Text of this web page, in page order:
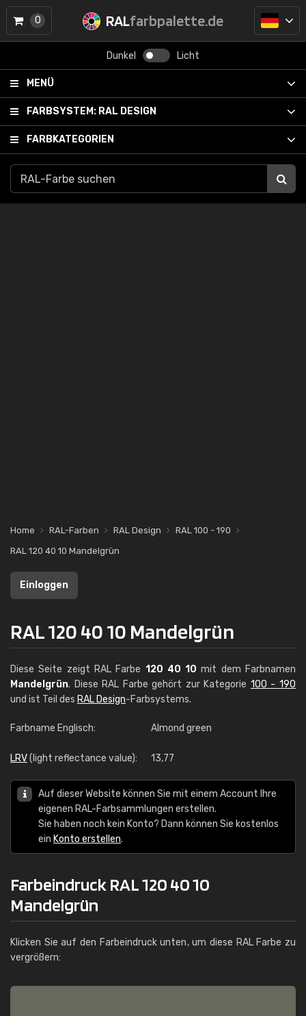
RALfarbpalette.de
Dunkel Licht
MENÜ
FARBSYSTEM: RAL DESIGN
FARBKATEGORIEN
0
Home RAL-Farben RAL Design
RAL 100 - 190
RAL 120 40 10 Mandelgrün
Einloggen
RAL 120 40 10 Mandelgrün
Diese Seite zeigt RAL Farbe 120 40 10 mit dem Farbnamen
Mandelgrün. Diese RAL Farbe gehört zur Kategorie 100 - 190
und ist Teil des RAL Design-Farbsystems.
Farbname Englisch: Almond green
LRV(light reflectance value): 13,77
Auf dieser Website können Sie mit einem Account Ihre
eigenen RAL-Farbsammlungen erstellen.
Sie haben noch kein Konto? Dann können Sie kostenlos
ein Konto erstellen.
Farbeindruck RAL 120 40 10
Mandelgrün
Klicken Sie auf den Farbeindruck unten, um diese RAL Farbe zu
vergrößern: